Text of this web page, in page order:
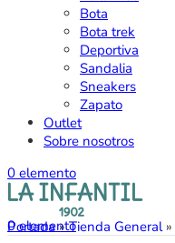
Bota
Bota trek
Deportiva
Sandalia
Sneakers
Zapato
Outlet
Sobre nosotros
0 elemento
0elemento
Portada»Tienda General»